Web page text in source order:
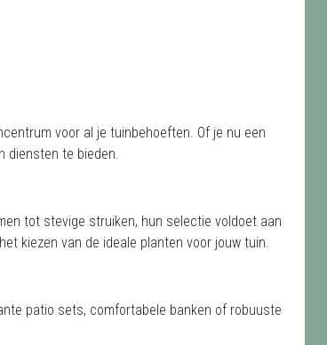
voor al je tuinbehoeften. Of je nu een
diensten te bieden.
tot stevige struiken, hun selectie voldoet aan
kiezen van de ideale planten voor jouw tuin.
patio sets, comfortabele banken of robuuste